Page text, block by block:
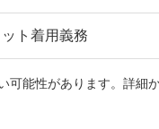
ト着用義務
能性があります。詳細